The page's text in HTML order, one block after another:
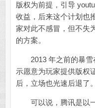
版权为前提，引导
收益，后来这个计划也
家对此不感冒，但不失
的方案。
2013 年之前的暴雪
示愿意为玩家提供版权
后，立场也光速后退了。
可以说，腾讯是以一